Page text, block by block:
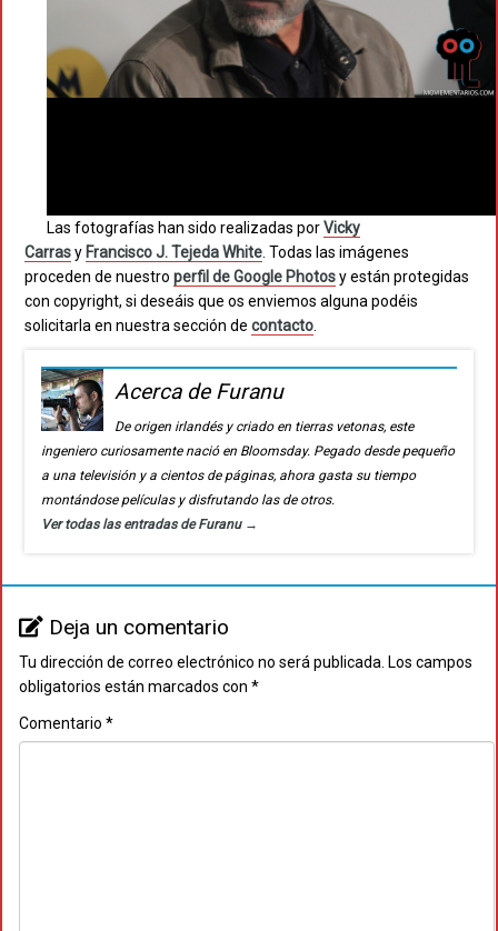
Las fotografías han sido realizadas porVicky
Carrasy Francisco J. Tejeda White. Todas las imágenes
proceden de nuestro perfil de Google Photosy están protegidas
con copyright, si deseáis que os enviemos alguna podéis
solicitarla en nuestra sección de contacto.
Acerca de Furanu
De origen irlandés y criado en tierras vetonas, este
ingeniero curiosamente nació en Bloomsday. Pegado desde pequeño
a una televisión y a cientos de páginas, ahora gasta su tiempo
montándose películas y disfrutando las de otros.
Ver todas las entradas de Furanu →
Deja un comentario
Tu dirección de correo electrónico no será publicada. Los campos
obligatorios están marcados con *
Comentario *